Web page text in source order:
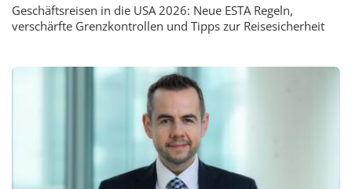
Geschäftsreisen in die USA 2026: Neue ESTA Regeln,
verschärfte Grenzkontrollen und Tipps zur Reisesicherheit